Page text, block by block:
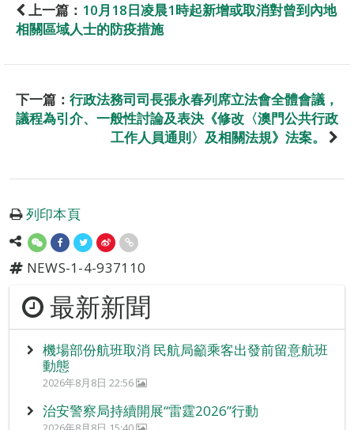
上一篇： 10月18日凌晨1時起新增或取消對曾到內地
相關區域人士的防疫措施
下一篇： 行政法務司司長張永春列席立法會全體會議，
議程為引介、一般性討論及表決《修改〈澳門公共行政
工作人員通則〉及相關法規》法案。
列印本頁
NEWS-1-4-937110
最新新聞
機場部份航班取消 民航局籲乘客出發前留意航班
動態
2026年8月8日 22:56
治安警察局持續開展“雷霆2026”行動